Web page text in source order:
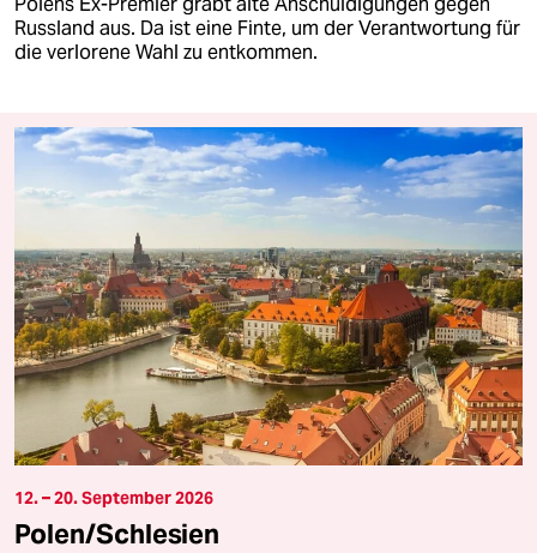
Russland aus. Da ist eine Finte, um der Verantwortung für
die verlorene Wahl zu entkommen.
12. – 20. September 2026
Polen/Schlesien